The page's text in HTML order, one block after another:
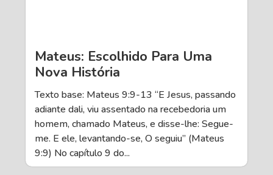
Mateus: Escolhido Para Uma
Nova História
Texto base: Mateus 9:9-13 “E Jesus, passando
adiante dali, viu assentado na recebedoria um
homem, chamado Mateus, e disse-lhe: Segue-
me. E ele, levantando-se, O seguiu” (Mateus
9:9) No capítulo 9 do...